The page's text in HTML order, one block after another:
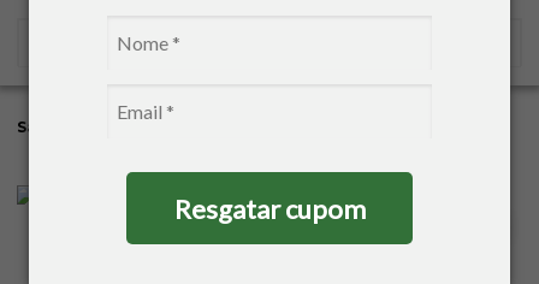
Resgatar cupom
Sacaria